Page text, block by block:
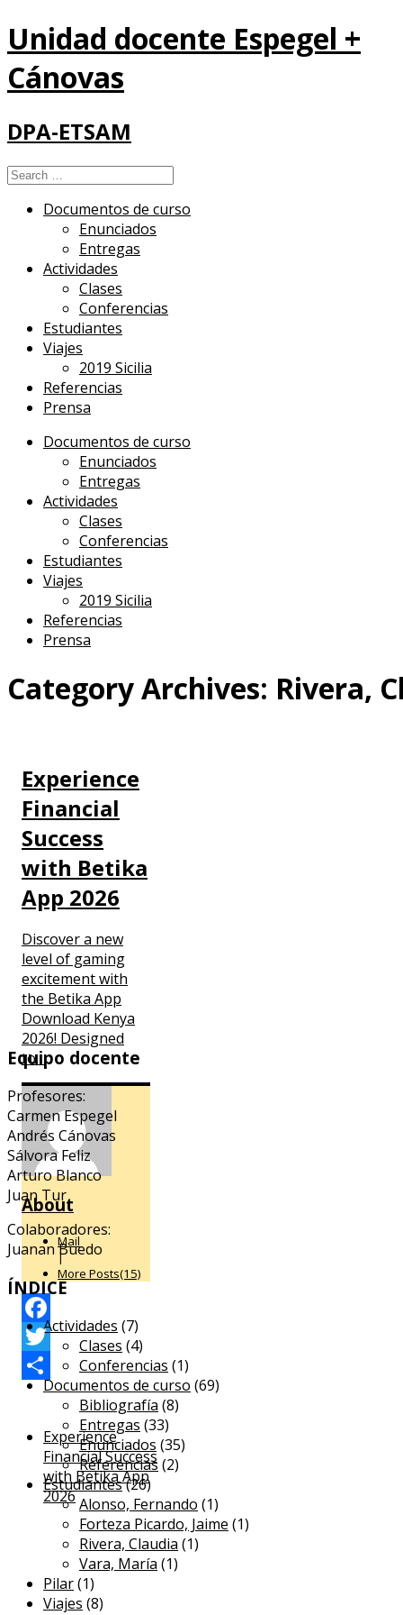
Unidad docente Espegel +
Cánovas
DPA-ETSAM
Search
Documentos de curso
Enunciados
Entregas
Actividades
Clases
Conferencias
Estudiantes
Viajes
2019 Sicilia
Referencias
Prensa
Documentos de curso
Enunciados
Entregas
Actividades
Clases
Conferencias
Estudiantes
Viajes
2019 Sicilia
Referencias
Prensa
Category Archives: Rivera,
Experience
Financial
Success
with Betika
App 2026
Discover a new
level of gaming
excitement with
the Betika App
Download Kenya
2026! Designed
to…
About
Mail
|
More Posts(15)
Facebook
Twitter
Compartir
Experience
Financial Success
with Betika App
2026
Equipo docente
Profesores:
Carmen Espegel
Andrés Cánovas
Sálvora Feliz
Arturo Blanco
Juan Tur
Colaboradores:
Juanan Buedo
ÍNDICE
Actividades (7)
Clases (4)
Conferencias (1)
Documentos de curso (69)
Bibliografía (8)
Entregas (33)
Enunciados (35)
Referencias (2)
Estudiantes(26)
Alonso, Fernando (1)
Forteza Picardo, Jaime (1)
Rivera, Claudia (1)
Vara, María (1)
Pilar(1)
Viajes (8)